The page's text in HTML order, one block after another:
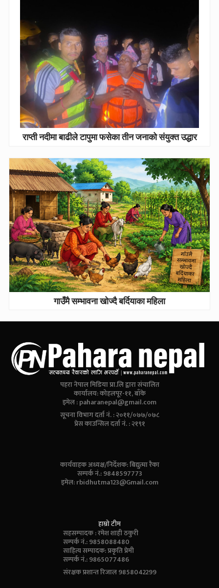
राप्ती नदीमा बाढीले टापुमा फसेका तीन जनाको संयुक्त उद्धार
गाउँमै सम्भावना खोज्दै बर्दियाका महिला
पहरा नेपाल मिडिया प्रा.लि द्वारा संचालित
कार्यालय: कोहलपूर-११, बाँके
इमेल :paharanepal@gmail.com
सूचना विभाग दर्ता नं. : २०११/०७७/०७८
प्रेस काउन्सिल दर्ता नं. : २१९१
कार्यवाहक अध्यक्ष/निर्देशक: बिद्युत्मा रैका
सम्पर्क नं.: 9848597773
इमेल:rbidhutma123@Gmail.com
हाम्रो टीम
सहसम्पादक : रमेश शाही ठकुरी
सम्पर्क नं.: 9858088480
साहित्य सम्पादक: प्रकृति प्रेमी
सम्पर्क नं.: 9865077486
संरक्षक प्रशान्त रिजाल 9858042299